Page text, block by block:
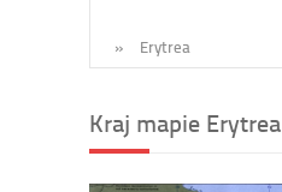
» Erytrea
Kraj mapie Erytrea